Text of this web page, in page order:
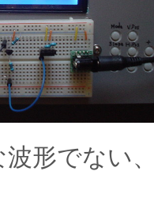
形でない